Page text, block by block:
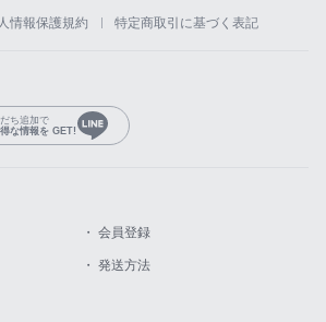
情報保護規約 特定商取引に基づく表記
ち追加で
な情報を GET!
・ 会員登録
・ 発送方法